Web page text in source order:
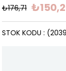
₺176,71
STOK KODU